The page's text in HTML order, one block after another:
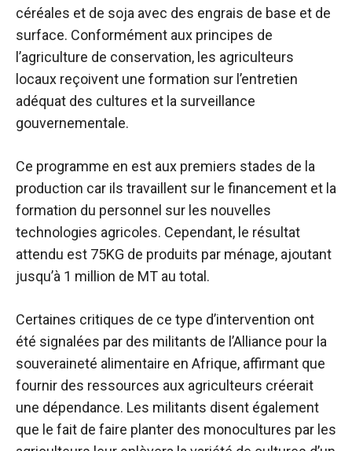
céréales et de soja avec des engrais de base et de
surface. Conformément aux principes de
l’agriculture de conservation, les agriculteurs
locaux reçoivent une formation sur l’entretien
adéquat des cultures et la surveillance
gouvernementale.
Ce programme en est aux premiers stades de la
production car ils travaillent sur le financement et la
formation du personnel sur les nouvelles
technologies agricoles. Cependant, le résultat
attendu est 75KG de produits par ménage, ajoutant
jusqu’à 1 million de MT au total.
Certaines critiques de ce type d’intervention ont
été signalées par des militants de l’Alliance pour la
souveraineté alimentaire en Afrique, affirmant que
fournir des ressources aux agriculteurs créerait
une dépendance. Les militants disent également
que le fait de faire planter des monocultures par les